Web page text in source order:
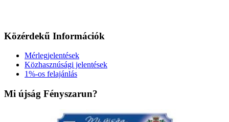
Közérdekű Információk
Mérlegjelentések
Közhasznúsági jelentések
1%-os felajánlás
Mi újság Fényszarun?